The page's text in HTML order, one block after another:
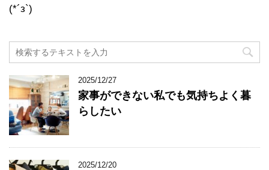
(*´з`)
2025/12/27
家事ができない私でも気持ちよく暮
らしたい
2025/12/20